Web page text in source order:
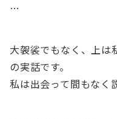
…
大袈裟でもなく、上は
の実話です。
私は出会って間もなく